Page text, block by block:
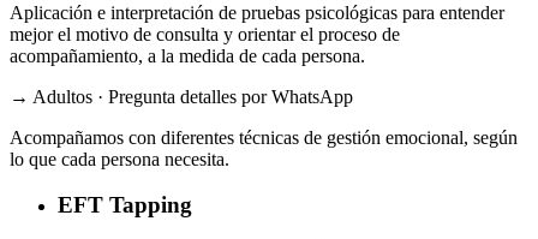
Aplicación e interpretación de pruebas psicológicas para entender
mejor el motivo de consulta y orientar el proceso de
acompañamiento, a la medida de cada persona.
→ Adultos · Pregunta detalles por WhatsApp
Acompañamos con diferentes técnicas de gestión emocional, según
lo que cada persona necesita.
EFT Tapping